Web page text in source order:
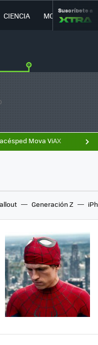
CIENCIA MOVILIDAD
Suscríbete a
Mova ViAX
Generación Z